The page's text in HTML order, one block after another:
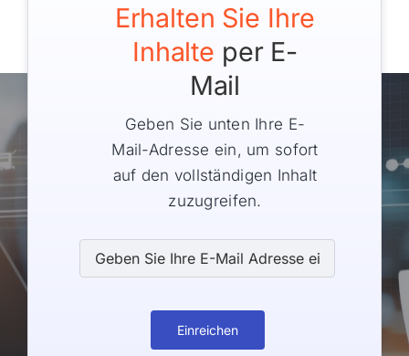
Erhalten Sie Ihre
Inhalte per E-
Mail
Geben Sie unten Ihre E-
Mail-Adresse ein, um sofort
auf den vollständigen Inhalt
zuzugreifen.
Einreichen